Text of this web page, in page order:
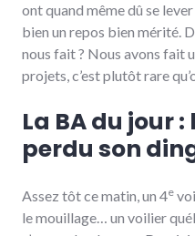
ont quand même dû se
bien un repos bien mérité.
nous fait ? Nous avons fait
projets, c’est plutôt rare
La BA du jour
perdu son
Assez tôt ce matin, un 4e
le mouillage… un voilier